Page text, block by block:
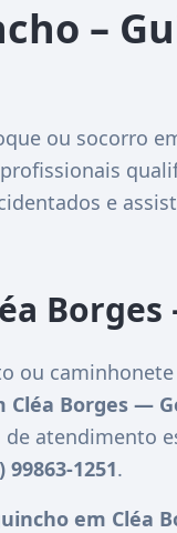
–
ou socorro
e
ou
Borges —
atendimento
1251.
em Cléa